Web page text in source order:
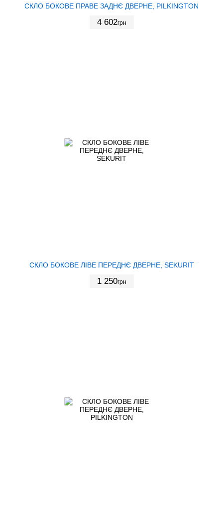
СКЛО БОКОВЕ ПРАВЕ ЗАДНЄ ДВЕРНЕ, PILKINGTON
4 602грн
СКЛО БОКОВЕ ЛІВЕ ПЕРЕДНЄ ДВЕРНЕ, SEKURIT
1 250грн